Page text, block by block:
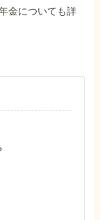
金についても詳